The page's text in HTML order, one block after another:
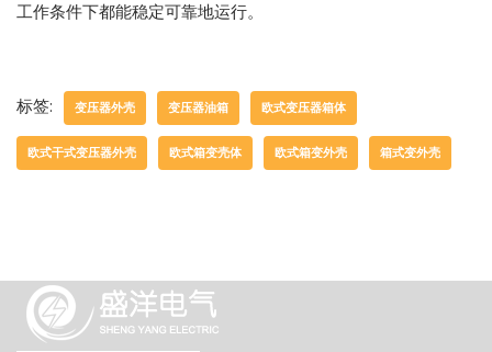
工作条件下都能稳定可靠地运行。
标签: 变压器外壳 变压器油箱 欧式变压器箱体
欧式干式变压器外壳 欧式箱变壳体 欧式箱变外壳 箱式变外壳